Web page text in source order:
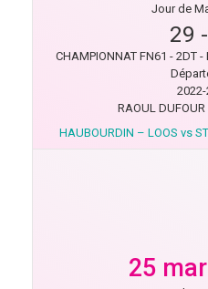
Jour de
29 -
CHAMPIONNAT FN61 - 2DT
RAOUL
HAUBOURDIN – LOOS vs
25